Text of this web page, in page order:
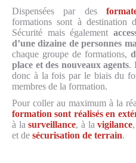
Dispensées par des
formations sont à destination
Sécurité mais également
d’une dizaine de personnes
chaque groupe de formations,
place et des nouveaux agents.
donc à la fois par le biais du
membres de la formation.
Pour coller au maximum à la
formation sont réalisés en
à lasurveillance, à lavigilance
et de sécurisation de terrain.